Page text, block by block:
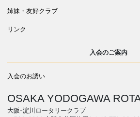
姉妹・友好クラブ
リンク
入会のご案内
入会のお誘い
OSAKA YODOGAWA
大阪-淀川ロータリークラブ